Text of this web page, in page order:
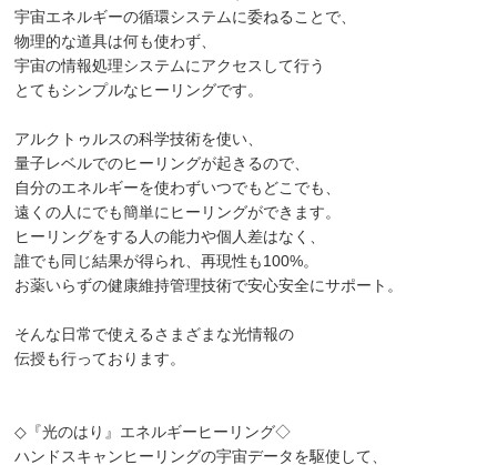
宇宙エネルギーの循環システムに委ねることで、
物理的な道具は何も使わず、
宇宙の情報処理システムにアクセスして行う
とてもシンプルなヒーリングです。
アルクトゥルスの科学技術を使い、
量子レベルでのヒーリングが起きるので、
自分のエネルギーを使わずいつでもどこでも、
遠くの人にでも簡単にヒーリングができます。
ヒーリングをする人の能力や個人差はなく、
誰でも同じ結果が得られ、再現性も100%。
お薬いらずの健康維持管理技術で安心安全にサポート。
そんな日常で使えるさまざまな光情報の
伝授も行っております。
◇『光のはり』エネルギーヒーリング◇
ハンドスキャンヒーリングの宇宙データを駆使して、